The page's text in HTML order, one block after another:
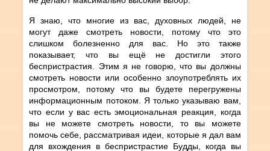
Я знаю, что многие из вас, духовных людей, не
могут даже смотреть новости, потому что это
слишком болезненно для вас. Но это также
показывает, что вы ещё не достигли этого
беспристрастия. Этим я не говорю, что вы должны
смотреть новости или особенно злоупотреблять их
просмотром, потому что вы будете перегружены
информационным потоком. Я только указываю вам,
что если у вас есть эмоциональная реакция, когда
вы не можете смотреть новости, то вы можете
помочь себе, рассматривая идеи, которые я дал вам
для вхождения в беспристрастие Будды, когда вы